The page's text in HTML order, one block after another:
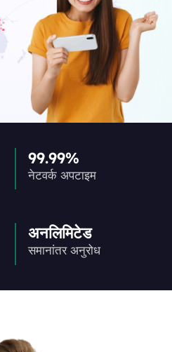
99.99%
नेटवर्क अपटाइम
अनलिमिटेड
समानांतर अनुरोध